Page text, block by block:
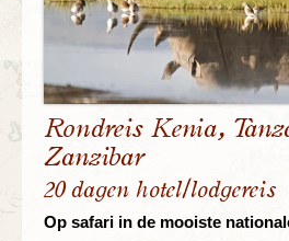
Rondreis Kenia,
Zanzibar
20 dagen hotel/lodgereis
Op safari in de mooiste